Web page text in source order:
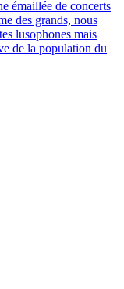
émaillée de concerts
des grands, nous
lusophones mais
de la population du